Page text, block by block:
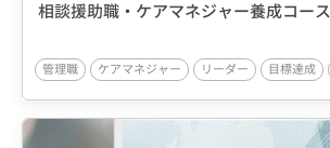
相談援助職・ケアマネジャー養成コー
管理職 ケアマネジャー リーダー 目標達成